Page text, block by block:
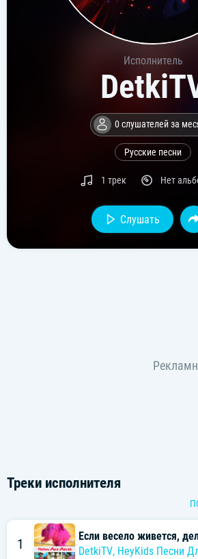
Исполнитель
0 слушателей за
Русские песни
1 трек Нет
Слушать
Треки исполнителя
1
Если весело живется,
DetkiTV, HeyKids Песни